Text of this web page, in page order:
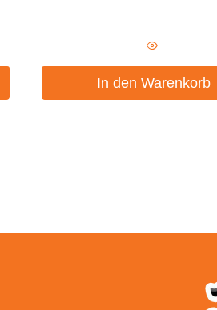
In den Warenkorb